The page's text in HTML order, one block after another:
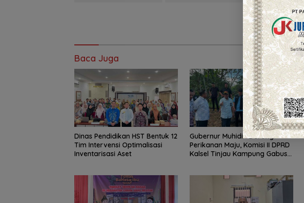
Baca Juga
Dinas Pendidikan HST Bentuk 12
Tim Intervensi Optimalisasi
Inventarisasi Aset
Gubernur Muhidin Dorong
Perikanan Maju, Komisi II DPRD
Kalsel Tinjau Kampung Gabus